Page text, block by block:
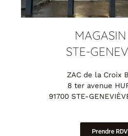
STE-
ZAC de la Croix
8 ter avenue
91700 STE-
Prendre RDV